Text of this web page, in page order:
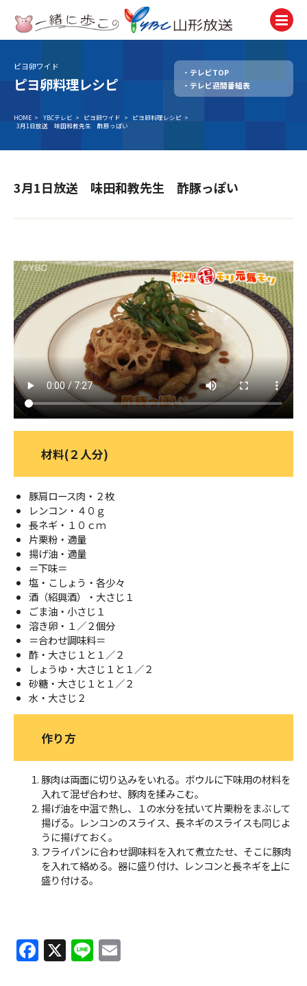
テレビ
TV
ラジオ
Radio
試写会・プレゼント
Present
ＹＢＣオンデマンド
やまがた情熱市場
ピヨ卵ワイド
ピヨ卵料理レシピ
テレビTOP
テレビ週間番組表
HOME > YBCテレビ > ピヨ卵ワイド > ピヨ卵料理レシピ >
3月1日放送 味田和教先生 酢豚っぽい
3月1日放送 味田和教先生 酢豚っぽい
材料(２人分)
豚肩ロース肉・２枚
レンコン・４０ｇ
長ネギ・１０ｃｍ
片栗粉・適量
揚げ油・適量
＝下味＝
塩・こしょう・各少々
酒（紹興酒）・大さじ１
ごま油・小さじ１
溶き卵・１／２個分
＝合わせ調味料＝
酢・大さじ１と１／２
しょうゆ・大さじ１と１／２
砂糖・大さじ１と１／２
水・大さじ２
作り方
豚肉は両面に切り込みをいれる。ボウルに下味用の材料を
入れて混ぜ合わせ、豚肉を揉みこむ。
揚げ油を中温で熱し、１の水分を拭いて片栗粉をまぶして
揚げる。レンコンのスライス、長ネギのスライスも同じよ
うに揚げておく。
フライパンに合わせ調味料を入れて煮立たせ、そこに豚肉
を入れて絡める。器に盛り付け、レンコンと長ネギを上に
盛り付ける。
F
a
X Li
n